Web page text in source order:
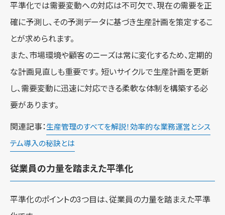
平準化では需要変動への対応は不可欠で、現在の需要を正
確に予測し、その予測データに基づき生産計画を策定するこ
とが求められます。
また、市場環境や顧客のニーズは常に変化するため、定期的
な計画見直しも重要です。 短いサイクルで生産計画を更新
し、需要変動に迅速に対応できる柔軟な体制を構築する必
要があります。
関連記事：生産管理のすべてを解説！効率的な業務運営とシス
テム導入の秘訣とは
従業員の力量を踏まえた平準化
平準化のポイントの3つ目は、従業員の力量を踏まえた平準